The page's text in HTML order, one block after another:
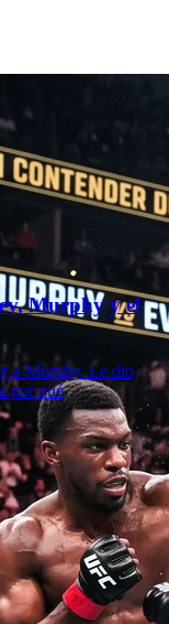
Murphy y el
a Murphy. Le dio
por qué